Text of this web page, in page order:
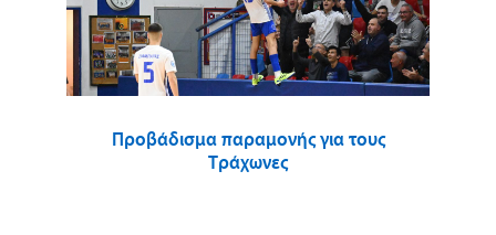
Προβάδισμα παραμονής για τους
Τράχωνες